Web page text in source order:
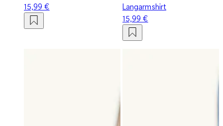
15,99 €
Langarmshirt
15,99 €